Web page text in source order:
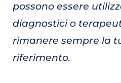
possono essere
diagnostici o
rimanere sempre la
riferimento.